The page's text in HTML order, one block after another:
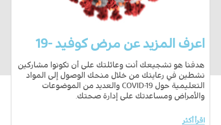
اعرف المزيد عن مرض كوفيد -19
هدفنا هو تشجيعك أنت وعائلتك على أن تكونوا مشاركين
نشطين في رعايتك من خلال منحك الوصول إلى المواد
التعليمية حول COVID-19 والعديد من الموضوعات
والأمراض ومساعدتك على إدارة صحتك.
اقرأ أكثر